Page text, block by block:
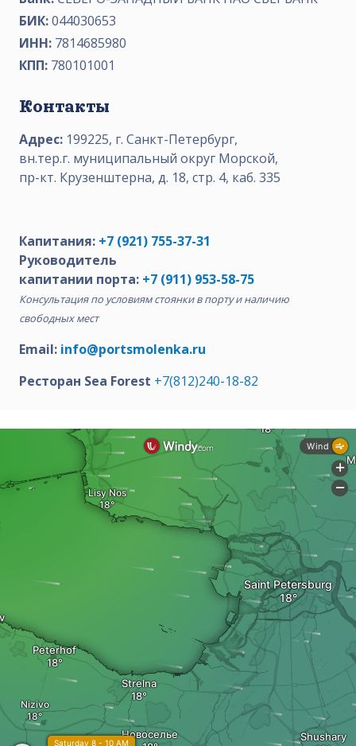
БИК:044030653
ИНН: 7814685980
КПП: 780101001
Контакты
Адрес: 199225, г. Санкт-Петербург,
вн.тер.г. муниципальный округ Морской,
пр-кт. Крузенштерна, д. 18, стр. 4, каб. 335
Капитания: +7 (921) 755-37-31
Руководитель
капитании порта: +7 (911) 953-58-75
Консультация по условиям стоянки в порту и наличию
свободных мест
Email: info@portsmolenka.ru
Ресторан Sea Forest +7(812)240-18-82